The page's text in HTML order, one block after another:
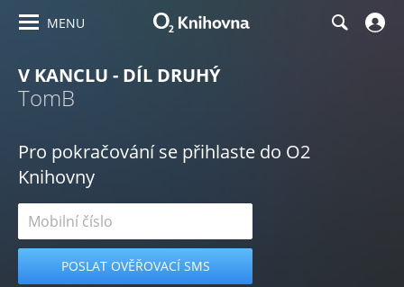
MENU
V KANCLU - DÍL DRUHÝ
TomB
Pro pokračování se přihlaste do O2
Knihovny